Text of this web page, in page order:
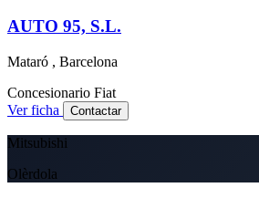
AUTO 95, S.L.
Mataró , Barcelona
Concesionario Fiat
Ver ficha
Contactar
Mitsubishi
Olèrdola